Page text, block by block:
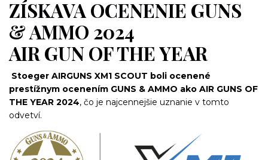
ZÍSKAVA OCENENIE GUNS
& AMMO 2024
AIR GUN OF THE YEAR
Stoeger AIRGUNS XM1 SCOUT boli ocenené
prestížnym ocenením GUNS & AMMO ako AIR GUNS OF
THE YEAR 2024, čo je najcennejšie uznanie v tomto
odvetví.